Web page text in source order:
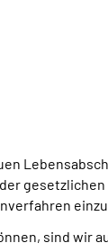
sind wir